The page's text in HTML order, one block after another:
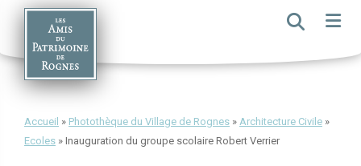
content
Accueil » Photothèque du Village de Rognes » Architecture Civile »
Ecoles » Inauguration du groupe scolaire Robert Verrier